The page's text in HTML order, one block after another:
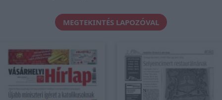
MEGTEKINTÉS LAPOZÓVAL